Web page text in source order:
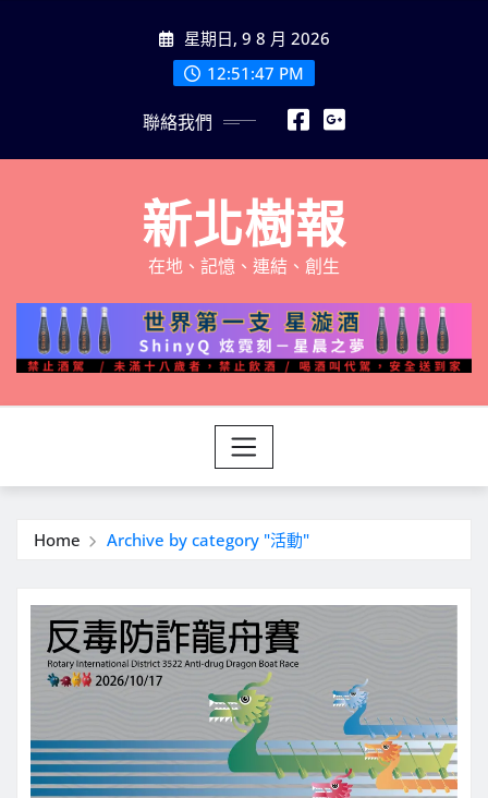
星期日, 9 8 月 2026
12:51:49 PM
聯絡我們
新北樹報
在地、記憶、連結、創生
Home Archive by category "活動"